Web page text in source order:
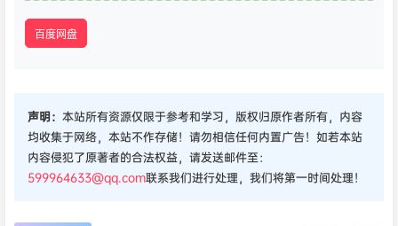
百度网盘
声明： 本站所有资源仅限于参考和学习，版权归原作者所有，内容
均收集于网络，本站不作存储！请勿相信任何内置广告！如若本站
内容侵犯了原著者的合法权益，请发送邮件至：
599964633@qq.com联系我们进行处理，我们将第一时间处理！